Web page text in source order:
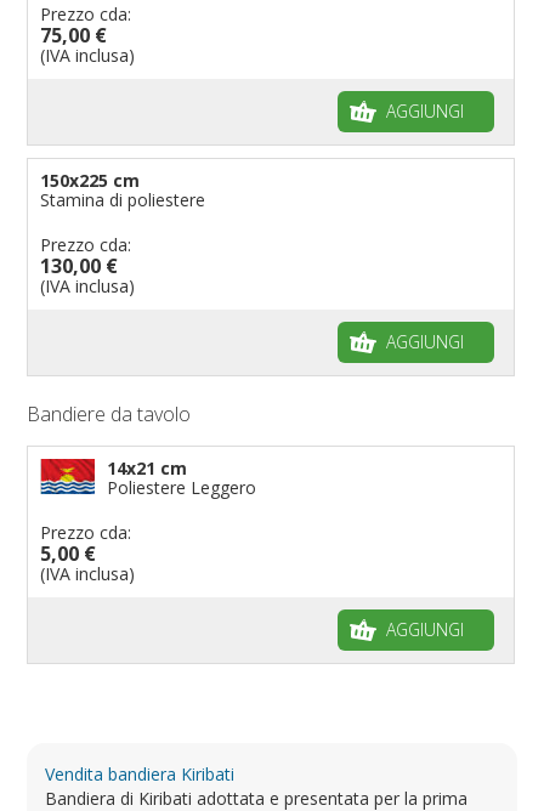
Prezzo cda:
75,00 €
(IVA inclusa)
AGGIUNGI
150x225 cm
Stamina di poliestere
Prezzo cda:
130,00 €
(IVA inclusa)
AGGIUNGI
Bandiere da tavolo
14x21 cm
Poliestere Leggero
Prezzo cda:
5,00 €
(IVA inclusa)
AGGIUNGI
Vendita bandiera Kiribati
Bandiera di Kiribati adottata e presentata per la prima